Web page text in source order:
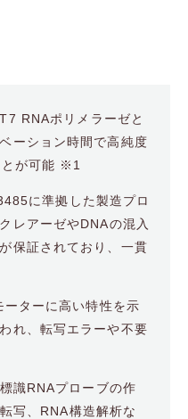
RNAポリメラーゼと
ーション時間で高純度
が可能 ※1
に準拠した製造プロ
レアーゼやDNAの混入
保証されており、一貫
ターに高い特性を示
れ、転写エラーや不要
識RNAプローブの作
写、RNA構造解析な